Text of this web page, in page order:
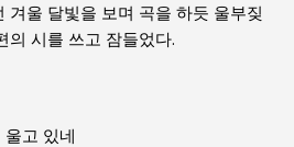
겨울 달빛을 보며 곡을 하듯 울부짖
의 시를 쓰고 잠들었다.
고 있네